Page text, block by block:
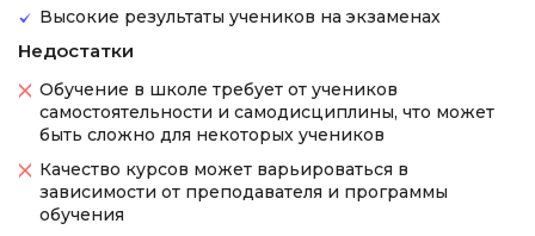
Высокие результаты учеников на экзаменах
Недостатки
Обучение в школе требует от учеников
самостоятельности и самодисциплины, что может
быть сложно для некоторых учеников
Качество курсов может варьироваться в
зависимости от преподавателя и программы
обучения